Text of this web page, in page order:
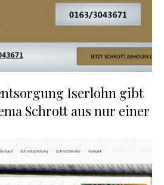
Iserlohn gibt
Schrott aus nur einer